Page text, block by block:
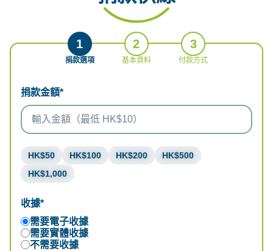
1
捐款選項
2
基本資料
3
付款方式
捐款金額*
HK$50 HK$100 HK$200
HK$500
HK$1,000
收據*
需要電子收據
需要實體收據
不需要收據